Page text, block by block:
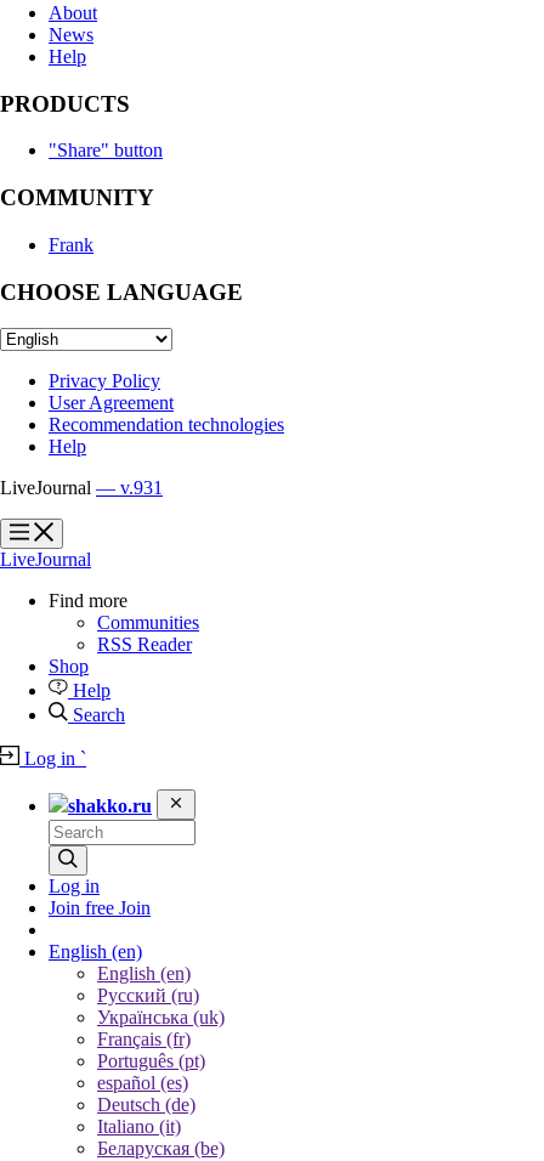
About
News
Help
PRODUCTS
"Share" button
COMMUNITY
Frank
CHOOSE LANGUAGE
Privacy Policy
User Agreement
Recommendation technologies
Help
LiveJournal — v.931
?
?
LiveJournal
Find more
Communities
RSS Reader
Shop
Help
Search
Log in `
shakko.ru
Log in
Join free Join
English (en)
English (en)
Русский (ru)
Українська (uk)
Français (fr)
Português (pt)
español (es)
Deutsch (de)
Italiano (it)
Беларуская (be)